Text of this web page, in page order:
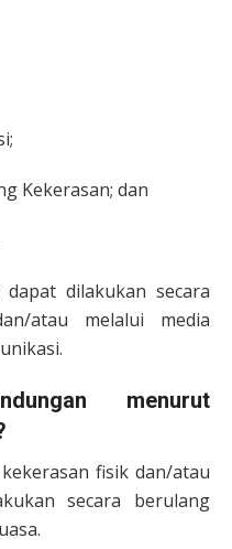
Kekerasan; dan
dilakukan secara
atau melalui media
menurut
fisik dan/atau
secara berulang